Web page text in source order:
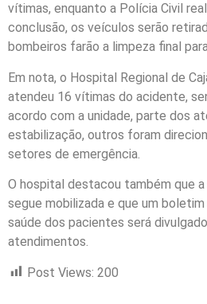
vítimas, enquanto a Polícia Civil
conclusão, os veículos serão
bombeiros farão a limpeza final
Em nota, o Hospital Regional de
atendeu 16 vítimas do acidente,
acordo com a unidade, parte dos
estabilização, outros foram
setores de emergência.
O hospital destacou também que
segue mobilizada e que um
saúde dos pacientes será
atendimentos.
Post Views: 200